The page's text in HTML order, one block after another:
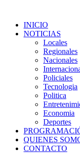
INICIO
NOTICIAS
Locales
Regionales
Nacionales
Policiales
Tecnologia
Politica
Economia
Deportes
QUIENES
CONTACTO